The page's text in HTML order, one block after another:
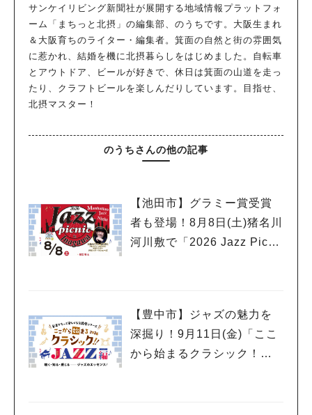
サンケイリビング新聞社が展開する地域情報プラットフォ
ーム「まちっと北摂」の編集部、のうちです。大阪生まれ
＆大阪育ちのライター・編集者。箕面の自然と街の雰囲気
に惹かれ、結婚を機に北摂暮らしをはじめました。自転車
とアウトドア、ビールが好きで、休日は箕面の山道を走っ
たり、クラフトビールを楽しんだりしています。目指せ、
北摂マスター！
のうちさんの他の記事
【池田市】グラミー賞受賞
者も登場！8月8日(土)猪名川
河川敷で「2026 Jazz Picni
【豊中市】ジャズの魅力を
深掘り！9月11日(金)「ここ
から始まるクラシック！！2